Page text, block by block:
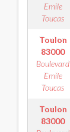
Emile
Toucas
Toulon
83000
Boulevard
Emile
Toucas
Toulon
83000